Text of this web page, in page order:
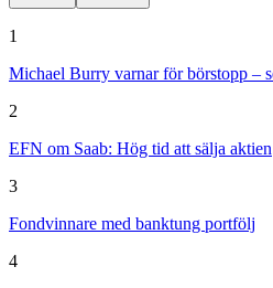
1
Michael Burry varnar för börstopp –
2
EFN om Saab: Hög tid att sälja aktien
3
Fondvinnare med banktung portfölj
4